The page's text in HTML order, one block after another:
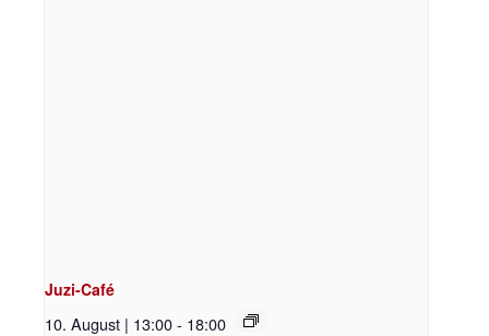
Juzi-Café
10. August | 13:00- 18:00